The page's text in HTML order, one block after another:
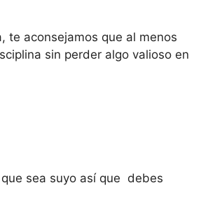
te aconsejamos que al menos
sin perder algo valioso en
sea suyo así que debes